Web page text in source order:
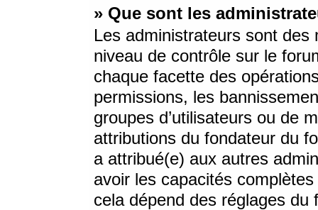
» Que sont les
Les administrateurs sont
niveau de contrôle sur le
chaque facette des
permissions, les
groupes d’utilisateurs ou de
attributions du fondateur du
a attribué(e) aux autres
avoir les capacités
cela dépend des réglages du